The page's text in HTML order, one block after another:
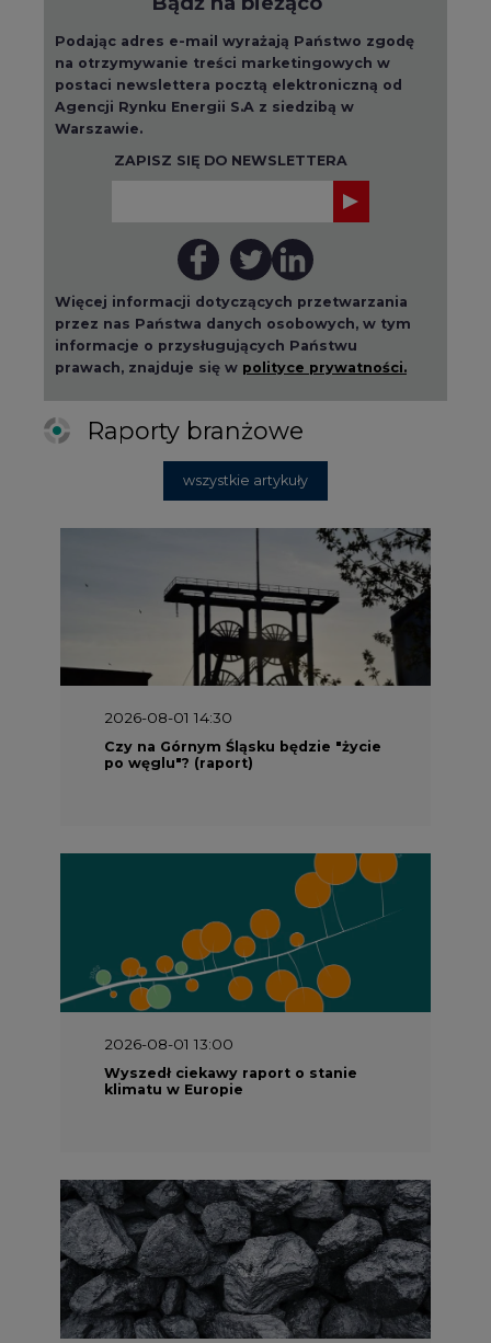
Podając adres e-mail wyrażają Państwo zgodę
na otrzymywanie treści marketingowych w
postaci newslettera pocztą elektroniczną od
Agencji Rynku Energii S.A z siedzibą w
Warszawie.
ZAPISZ SIĘ DO NEWSLETTERA
Więcej informacji dotyczących przetwarzania
przez nas Państwa danych osobowych, w tym
informacje o przysługujących Państwu
prawach, znajduje się w polityce prywatności.
Raporty branżowe
wszystkie artykuły
2026-08-01 14:30
Czy na Górnym Śląsku będzie "życie
po węglu"? (raport)
2026-08-01 13:00
Wyszedł ciekawy raport o stanie
klimatu w Europie